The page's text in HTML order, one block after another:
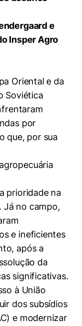
e
Insper Agro
Oriental e da
Soviética
por
que, por sua
prioridade na
Já no campo,
e ineficientes
após a
da
significativas.
à União
dos subsídios
e modernizar